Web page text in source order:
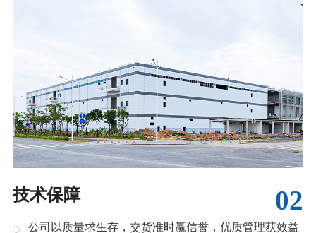
02
技术保障
公司以质量求生存，交货准时赢信誉，优质管理获效益